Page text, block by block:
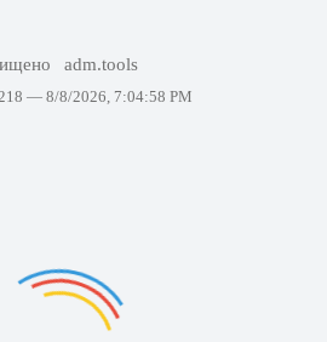
adm.tools
— 8/8/2026, 7:04:58 PM